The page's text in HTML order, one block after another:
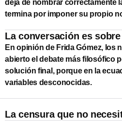
deja de nombrar correctamente
termina por imponer su propio
La conversación es
En opinión de Frida Gómez, los
abierto el debate más filosófico
solución final, porque en la
variables desconocidas.
La censura que no